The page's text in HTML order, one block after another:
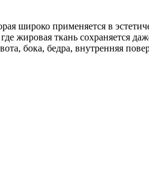
широко применяется в
жировая ткань сохраняется
бока, бедра, внутренняя